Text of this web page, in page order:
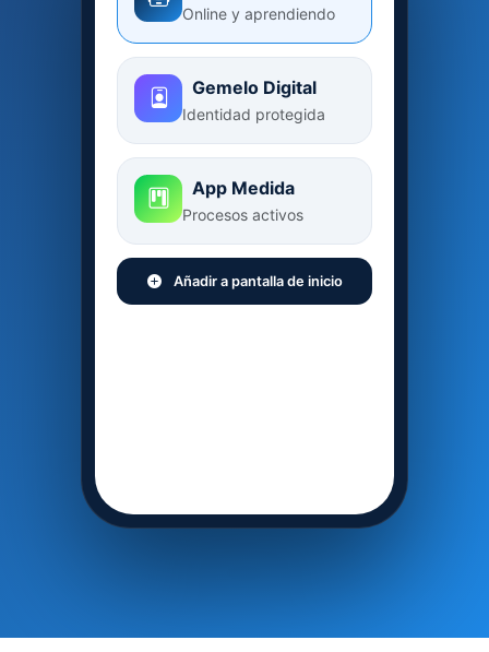
Online y aprendiendo
Gemelo Digital
Identidad protegida
App Medida
Procesos activos
Añadir a pantalla de inicio